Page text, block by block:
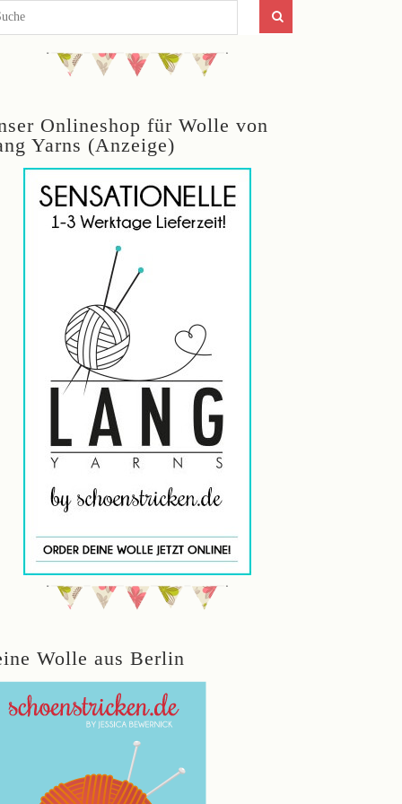
Onlineshop für Wolle von
Yarns (Anzeige)
Wolle aus Berlin